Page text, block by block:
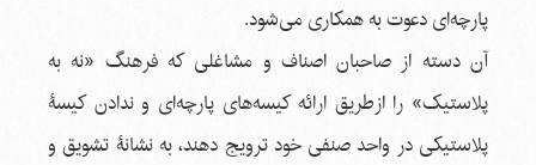
پارچه‌ای دعوت به همکاری می‌شود.
آن دسته از صاحبان اصناف و مشاغلی که فرهنگ «نه به
پلاستیک» را ازطریق ارائه کیسه‌های پارچه‌ای و ندادن کیسۀ
پلاستیکی در واحد صنفی خود ترویج دهند، به نشانۀ تشویق و